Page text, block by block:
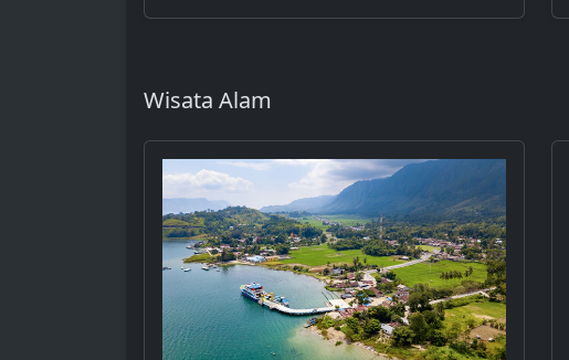
Wisata Alam